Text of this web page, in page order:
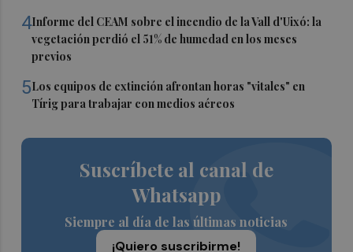
4Informe del CEAM sobre el incendio de la Vall d'Uixó: la
vegetación perdió el 51% de humedad en los meses
previos
5Los equipos de extinción afrontan horas "vitales" en
Tírig para trabajar con medios aéreos
Suscríbete al canal de
Whatsapp
Siempre al día de las últimas noticias
¡Quiero suscribirme!